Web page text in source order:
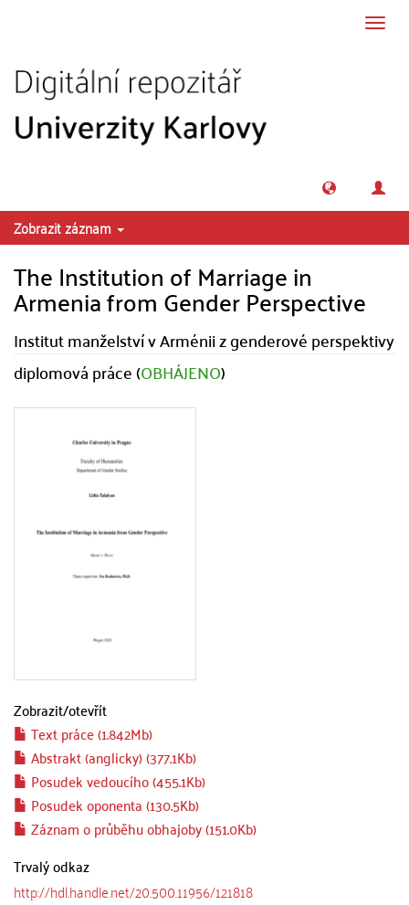
Zobrazit záznam
The Institution of Marriage in
Armenia from Gender Perspective
Institut manželství v Arménii z genderové perspektivy
diplomová práce (OBHÁJENO)
Zobrazit/otevřít
Text práce (1.842Mb)
Abstrakt (anglicky) (377.1Kb)
Posudek vedoucího (455.1Kb)
Posudek oponenta (130.5Kb)
Záznam o průběhu obhajoby (151.0Kb)
Trvalý odkaz
http://hdl.handle.net/20.500.11956/121818